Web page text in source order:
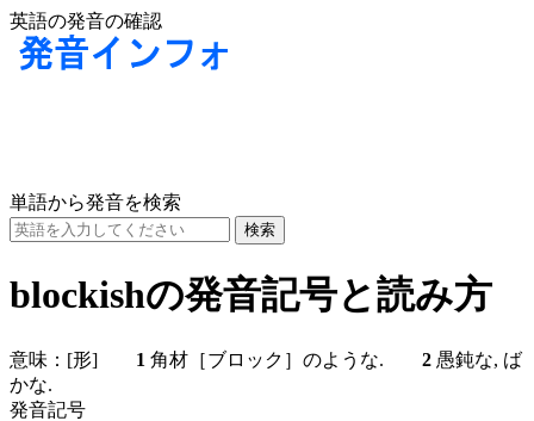
英語の発音の確認
単語から発音を検索
blockishの発音記号と読み方
意味： [形] 1 角材［ブロック］のような. 2 愚鈍な, ば
かな.
発音記号